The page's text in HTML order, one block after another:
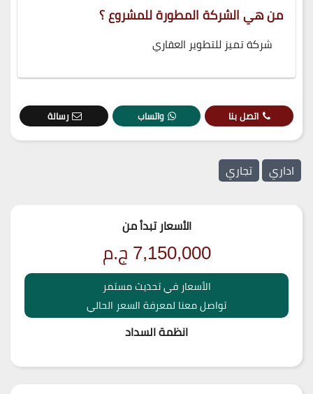
من هي الشركة المطورة للمشروع ؟
شركة تميز للتطوير العقاري
اتصل بنا واتساب رسالة
اداري تجاري
الأسعار تبدأ من
7,150,000ج.م
الأسعار في تحديث مستمر
تواصل معنا لمعرفة السعر الحالي
انظمة السداد